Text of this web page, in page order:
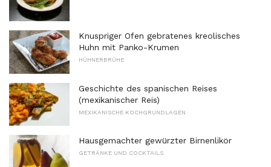
Knuspriger Ofen gebratenes kreolisches
Huhn mit Panko-Krumen
HÜHNERBRÜHE
Geschichte des spanischen Reises
(mexikanischer Reis)
MEXIKANISCHE KOCHGRUNDLAGEN
Hausgemachter gewürzter Birnenlikör
GETRÄNKE UND COCKTAILS